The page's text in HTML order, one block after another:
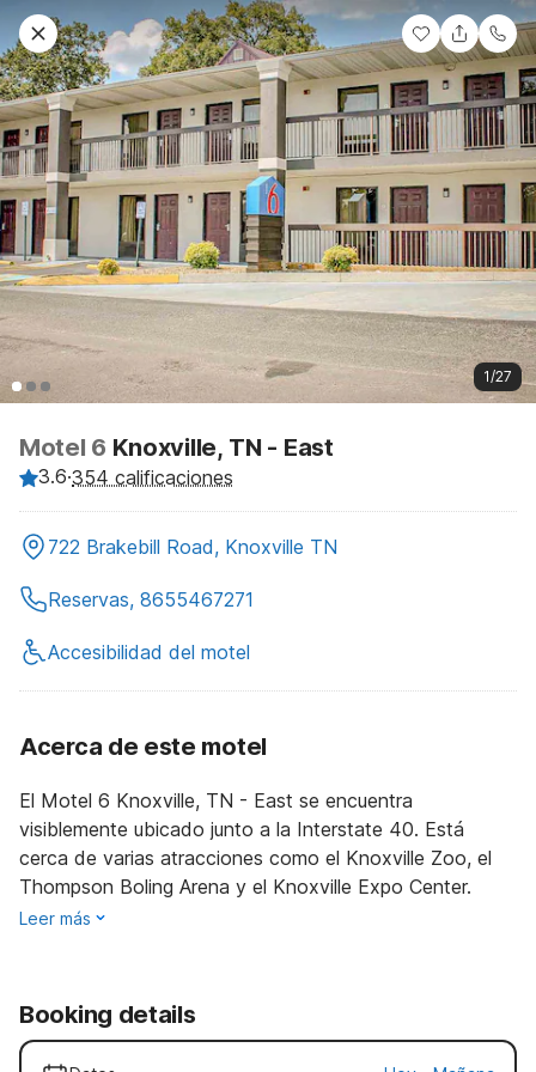
1/27
Motel 6 Knoxville, TN - East
3.6·354 calificaciones
722 Brakebill Road, Knoxville TN
Reservas, 8655467271
Accesibilidad del motel
Acerca de este motel
El Motel 6 Knoxville, TN - East se encuentra
visiblemente ubicado junto a la Interstate 40. Está
cerca de varias atracciones como el Knoxville Zoo, el
Thompson Boling Arena y el Knoxville Expo Center.
Leer más
Booking details